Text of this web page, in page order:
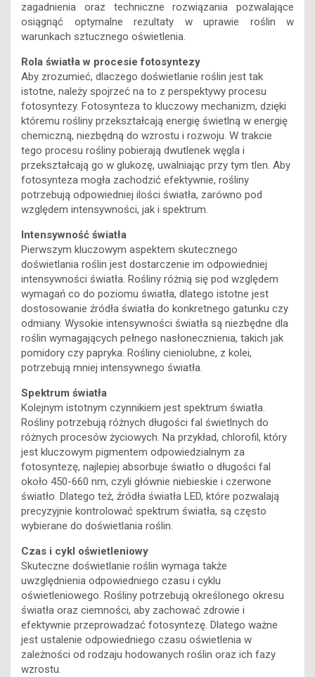
zagadnienia oraz techniczne rozwiązania pozwalające
osiągnąć optymalne rezultaty w uprawie roślin w
warunkach sztucznego oświetlenia.
Rola światła w procesie fotosyntezy
Aby zrozumieć, dlaczego doświetlanie roślin jest tak
istotne, należy spojrzeć na to z perspektywy procesu
fotosyntezy. Fotosynteza to kluczowy mechanizm, dzięki
któremu rośliny przekształcają energię świetlną w energię
chemiczną, niezbędną do wzrostu i rozwoju. W trakcie
tego procesu rośliny pobierają dwutlenek węgla i
przekształcają go w glukozę, uwalniając przy tym tlen. Aby
fotosynteza mogła zachodzić efektywnie, rośliny
potrzebują odpowiedniej ilości światła, zarówno pod
względem intensywności, jak i spektrum.
Intensywność światła
Pierwszym kluczowym aspektem skutecznego
doświetlania roślin jest dostarczenie im odpowiedniej
intensywności światła. Rośliny różnią się pod względem
wymagań co do poziomu światła, dlatego istotne jest
dostosowanie źródła światła do konkretnego gatunku czy
odmiany. Wysokie intensywności światła są niezbędne dla
roślin wymagających pełnego nasłonecznienia, takich jak
pomidory czy papryka. Rośliny cieniolubne, z kolei,
potrzebują mniej intensywnego światła.
Spektrum światła
Kolejnym istotnym czynnikiem jest spektrum światła.
Rośliny potrzebują różnych długości fal świetlnych do
różnych procesów życiowych. Na przykład, chlorofil, który
jest kluczowym pigmentem odpowiedzialnym za
fotosyntezę, najlepiej absorbuje światło o długości fal
około 450-660 nm, czyli głównie niebieskie i czerwone
światło. Dlatego też, źródła światła LED, które pozwalają
precyzyjnie kontrolować spektrum światła, są często
wybierane do doświetlania roślin.
Czas i cykl oświetleniowy
Skuteczne doświetlanie roślin wymaga także
uwzględnienia odpowiedniego czasu i cyklu
oświetleniowego. Rośliny potrzebują określonego okresu
światła oraz ciemności, aby zachować zdrowie i
efektywnie przeprowadzać fotosyntezę. Dlatego ważne
jest ustalenie odpowiedniego czasu oświetlenia w
zależności od rodzaju hodowanych roślin oraz ich fazy
wzrostu.